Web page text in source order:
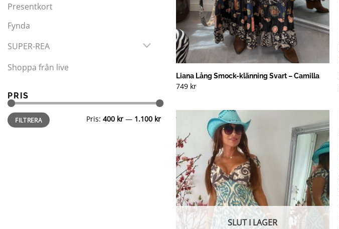
Presentkort
Fynda
SUPER-REA
Shoppa från live
PRIS
Min
pris
Max
prisFILTRERA Pris: 400 kr — 1.100 kr
Liana Lång Smock-klänning Svart – Camilla
749 kr
SLUT I LAGER